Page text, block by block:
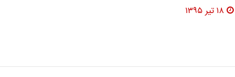
۱۸ تیر ۱۳۹۵